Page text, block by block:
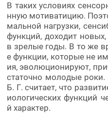
В таких условиях
нную мотиватицию.
мальной нагрузки,
функций, доходит
в зрелые годы. В то же
е функции, которые не
ия, эволюционируют,
статочно молодые
Б. Г. считает, что
иологических функций
й характер.